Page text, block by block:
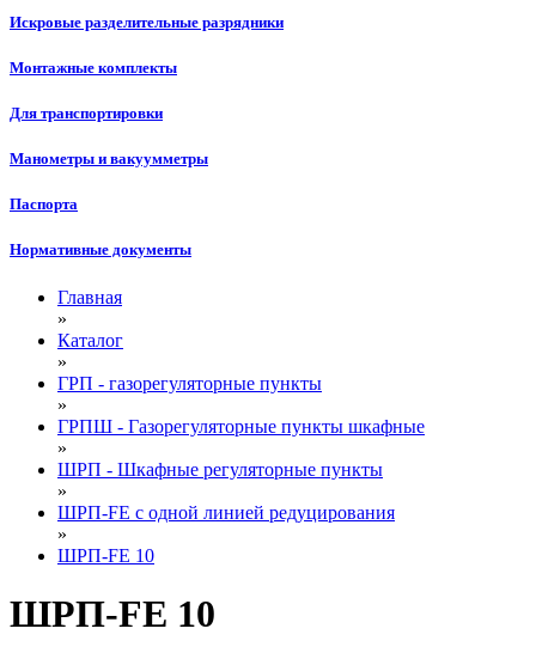
Искровые разделительные разрядники
Монтажные комплекты
Для транспортировки
Манометры и вакуумметры
Паспорта
Нормативные документы
Главная
»
Каталог
»
ГРП - газорегуляторные пункты
»
ГРПШ - Газорегуляторные пункты шкафные
»
ШРП - Шкафные регуляторные пункты
»
ШРП-FE с одной линией редуцирования
»
ШРП-FE 10
ШРП-FE 10